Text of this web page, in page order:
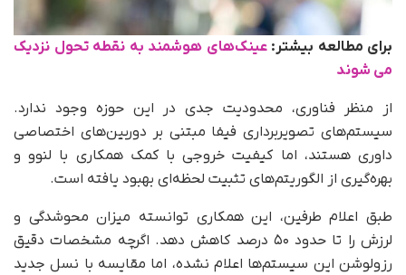
برای مطالعه بیشتر:عینک‌های هوشمند به نقطه تحول نزدیک
می‌ شوند
از منظر فناوری، محدودیت جدی در این حوزه وجود ندارد.
سیستم‌های تصویربرداری فیفا مبتنی بر دوربین‌های اختصاصی
داوری هستند، اما کیفیت خروجی با کمک همکاری با لنوو و
بهره‌گیری از الگوریتم‌های تثبیت لحظه‌ای بهبود یافته است.
طبق اعلام طرفین، این همکاری توانسته میزان محوشدگی و
لرزش را تا حدود ۵۰ درصد کاهش دهد. اگرچه مشخصات دقیق
رزولوشن این سیستم‌ها اعلام نشده، اما مقایسه با نسل جدید